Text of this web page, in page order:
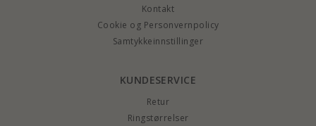
Kontakt
Cookie og Personvernpolicy
Samtykkeinnstillinger
KUNDESERVICE
Retur
Ringstørrelser